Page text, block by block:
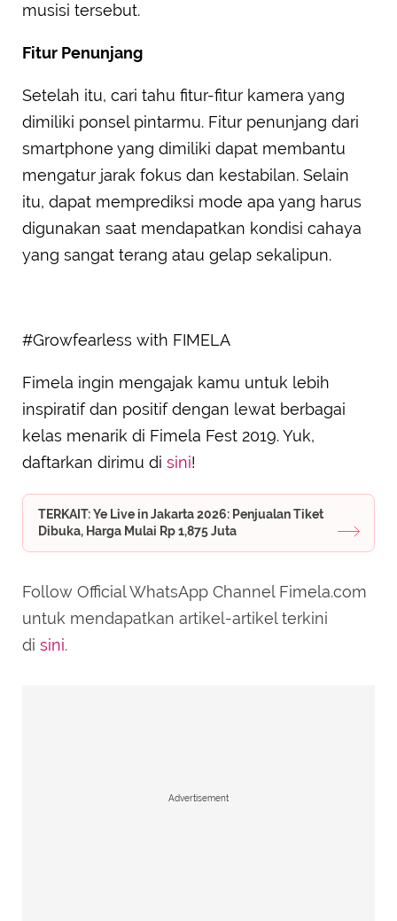
musisi tersebut.
Fitur Penunjang
Setelah itu, cari tahu fitur-fitur kamera yang
dimiliki ponsel pintarmu. Fitur penunjang dari
smartphone yang dimiliki dapat membantu
mengatur jarak fokus dan kestabilan. Selain
itu, dapat memprediksi mode apa yang harus
digunakan saat mendapatkan kondisi cahaya
yang sangat terang atau gelap sekalipun.
#Growfearless with FIMELA
Fimela ingin mengajak kamu untuk lebih
inspiratif dan positif dengan lewat berbagai
kelas menarik di Fimela Fest 2019. Yuk,
daftarkan dirimu di sini!
TERKAIT: Ye Live in Jakarta 2026: Penjualan Tiket
Dibuka, Harga Mulai Rp 1,875 Juta
Follow Official WhatsApp Channel Fimela.com
untuk mendapatkan artikel-artikel terkini
di sini.
Advertisement